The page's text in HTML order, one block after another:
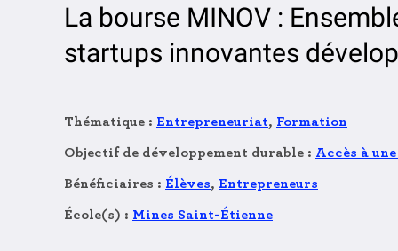
La bourse MINOV :
startups innovantes
Thématique : Entrepreneuriat, Formation
Objectif de développement durable : Accès à
Bénéficiaires : Élèves, Entrepreneurs
École(s) : Mines Saint-Étienne